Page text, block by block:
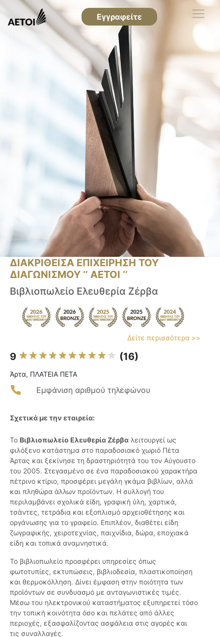
Εγγραφείτε
ΔΙΑΚΡΙΘΕΙΣΑ ΕΠΙΧΕΙΡΗΣΗ ΤΟΥ
ΔΙΑΓΩΝΙΣΜΟΥ ‘’ ΑΕΤΟΙ ‘’
Βιβλιοπωλείο Ελευθερία Ζέρβα
Δείτε περισσότερα >>
9 (16)
Άρτα, ΠΛΑΤΕΙΑ ΠΕΤΑ
Εμφάνιση αριθμού τηλεφώνου
Σχετικά με την εταιρεία:
Το Βιβλιοπωλείο Ελευθερία Ζέρβα λειτουργεί ως
φιλόξενο κατάστημα στο παραδοσιακό χωριό Πέτα
Άρτας και ξεκίνησε τη δραστηριότητά του τον Αύγουστο
του 2005. Στεγασμένο σε ένα παραδοσιακού χαρακτήρα
πέτρινο κτίριο, προσφέρει μεγάλη γκάμα βιβλίων, αλλά
και πληθώρα άλλων προϊόντων. Η συλλογή του
περιλαμβάνει σχολικά είδη, γραφική ύλη, χαρτικά,
τσάντες, τετράδια και εξοπλισμό αρχειοθέτησης και
οργάνωσης για το γραφείο. Επιπλέον, διαθέτει είδη
ζωγραφικής, χειροτεχνίας, παιχνίδια, δώρα, εποχιακά
είδη και τοπικά αναμνηστικά.
Το βιβλιοπωλείο προσφέρει υπηρεσίες όπως
φωτοτυπίες, εκτυπώσεις, βιβλιοδεσία, πλαστικοποίηση
και θερμοκόλληση. Δίνει έμφαση στην ποιότητα των
προϊόντων σε συνδυασμό με ανταγωνιστικές τιμές.
Μέσω του ηλεκτρονικού καταστήματος εξυπηρετεί τόσο
την τοπική κοινότητα όσο και πελάτες από άλλες
περιοχές, εξασφαλίζοντας ασφάλεια στις αγορές και
τις συναλλαγές.